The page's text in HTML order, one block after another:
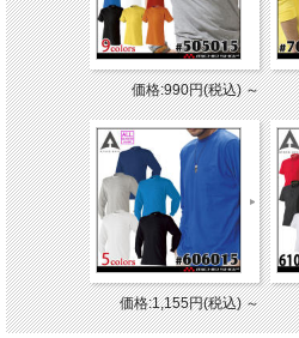
価格:990円(税込)～
価格:1,155円(税込)～